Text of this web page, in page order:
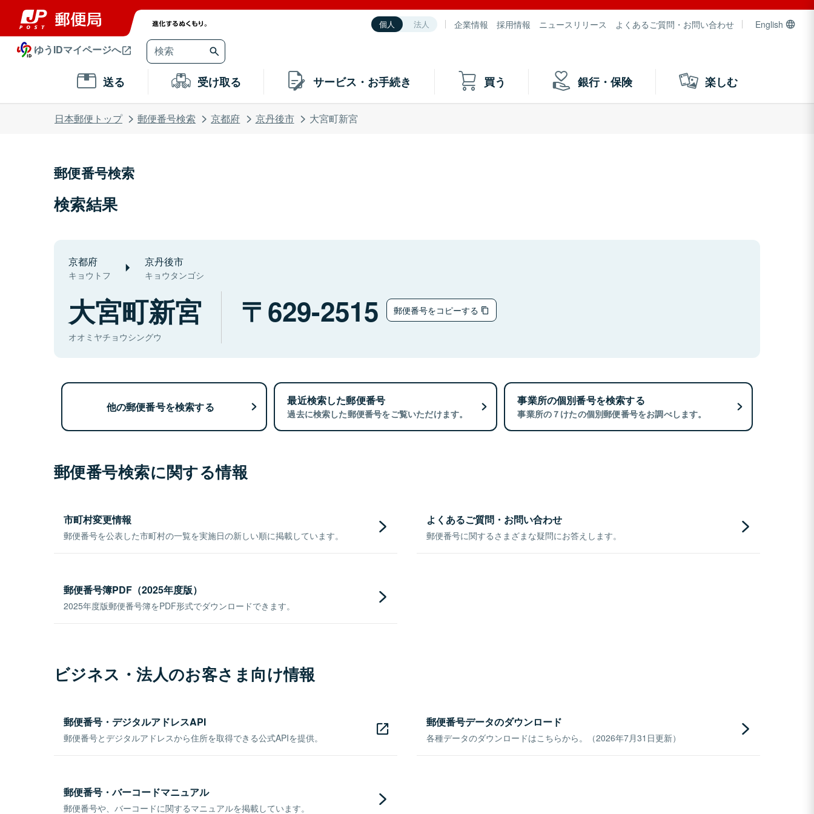
個人 法人 企業情報 採用情報 ニュースリリース よくあるご質問・お問い合わせ English
ゆうIDマイページへ
送る 受け取る サービス・お手続き 買う 銀行・保険 楽しむ
日本郵便トップ 郵便番号検索 京都府 京丹後市 大宮町新宮
郵便番号検索
検索結果
京都府
キョウトフ
京丹後市
キョウタンゴシ
大宮町新宮
オオミヤチョウシングウ
629-2515 郵便番号をコピーする
他の郵便番号を検索する 最近検索した郵便番号
過去に検索した郵便番号をご覧いただけます。
事業所の個別番号を検索する
事業所の７けたの個別郵便番号をお調べします。
郵便番号検索に関する情報
市町村変更情報
郵便番号を公表した市町村の一覧を実施日の新しい順に掲載しています。
よくあるご質問・お問い合わせ
郵便番号に関するさまざまな疑問にお答えします。
郵便番号簿PDF（2025年度版）
2025年度版郵便番号簿をPDF形式でダウンロードできます。
ビジネス・法人のお客さま向け情報
郵便番号・デジタルアドレスAPI
郵便番号とデジタルアドレスから住所を取得できる公式APIを提供。
郵便番号データのダウンロード
各種データのダウンロードはこちらから。（2026年7月31日更新）
郵便番号・バーコードマニュアル
郵便番号や、バーコードに関するマニュアルを掲載しています。